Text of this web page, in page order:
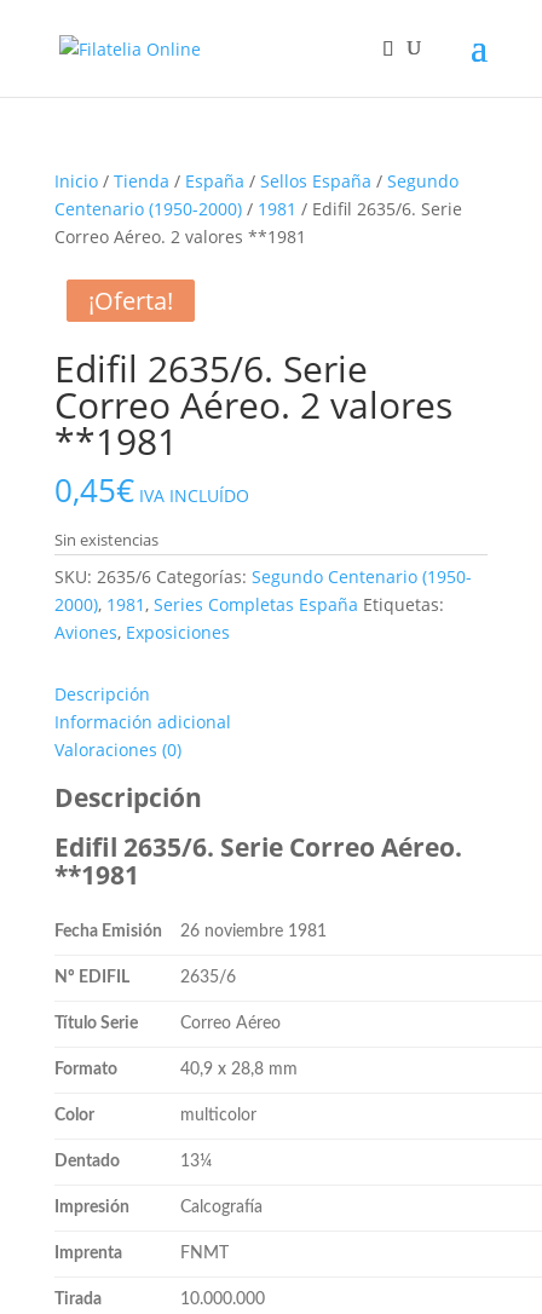
Inicio/ Tienda / España / Sellos España / Segundo
Centenario (1950-2000)/ 1981 / Edifil 2635/6. Serie
Correo Aéreo. 2 valores **1981
Edifil 2635/6. Serie
Correo Aéreo. 2 valores
**1981
0,45€ IVA INCLUÍDO
Sin existencias
SKU: 2635/6 Categorías: Segundo Centenario (1950-
2000), 1981, Series Completas España Etiquetas:
Aviones, Exposiciones
Descripción
Información adicional
Valoraciones (0)
Descripción
Edifil 2635/6. Serie Correo Aéreo.
**1981
Fecha Emisión 26 noviembre 1981
Nº EDIFIL 2635/6
Título Serie Correo Aéreo
Formato 40,9 x 28,8 mm
Color multicolor
Dentado 13¼
Impresión Calcografía
Imprenta FNMT
Tirada 10.000.000
¡Oferta!
¡Oferta!